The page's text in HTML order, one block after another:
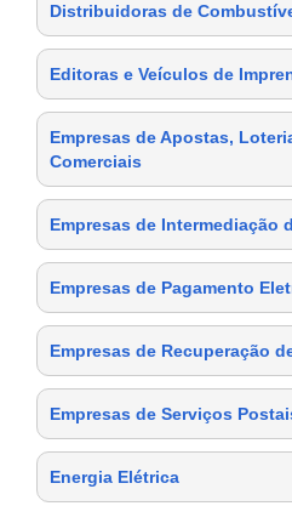
Distribuidoras de
Editoras e Veículos de
Empresas de Apostas,
Comerciais
Empresas de Intermediação
Empresas de Pagamento
Empresas de Recuperação
Empresas de Serviços
Energia Elétrica